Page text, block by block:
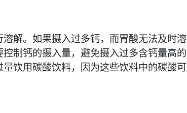
解。如果摄入过多钙，而胃酸无法及时溶
制钙的摄入量，避免摄入过多含钙量高的
饮用碳酸饮料，因为这些饮料中的碳酸可